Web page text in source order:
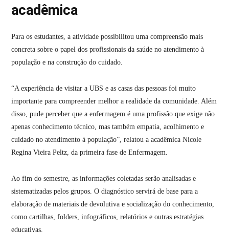
acadêmica
Para os estudantes, a atividade possibilitou uma compreensão mais
concreta sobre o papel dos profissionais da saúde no atendimento à
população e na construção do cuidado.
“A experiência de visitar a UBS e as casas das pessoas foi muito
importante para compreender melhor a realidade da comunidade. Além
disso, pude perceber que a enfermagem é uma profissão que exige não
apenas conhecimento técnico, mas também empatia, acolhimento e
cuidado no atendimento à população”, relatou a acadêmica Nicole
Regina Vieira Peltz, da primeira fase de Enfermagem.
Ao fim do semestre, as informações coletadas serão analisadas e
sistematizadas pelos grupos. O diagnóstico servirá de base para a
elaboração de materiais de devolutiva e socialização do conhecimento,
como cartilhas, folders, infográficos, relatórios e outras estratégias
educativas.